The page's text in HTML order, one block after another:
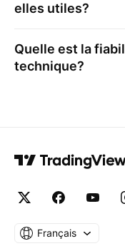
elles utiles?
Quelle est la
technique?
Français